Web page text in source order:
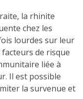
la rhinite
chez les
lourdes sur leur
de risque
liée à
Il est possible
la survenue et